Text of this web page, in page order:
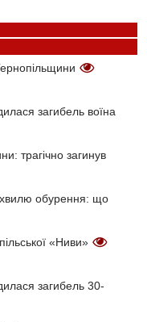
загибель воїна
трагічно загинув
обурення: що
«Ниви»
загибель 30-